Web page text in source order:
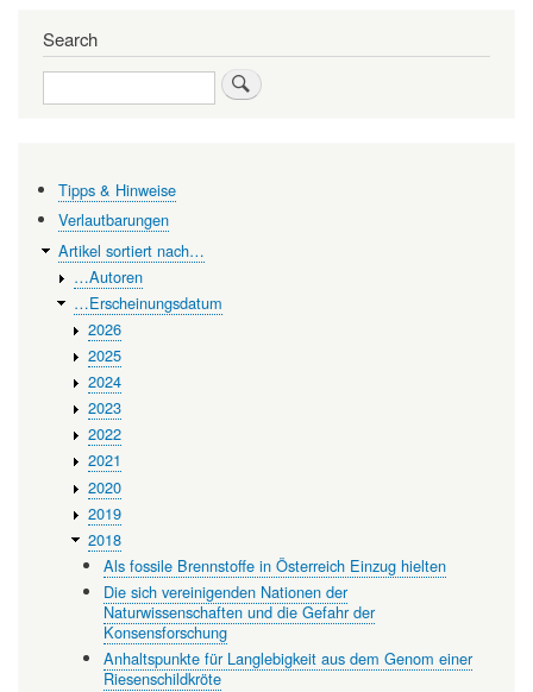
for
Grundlagenforschung
bildet
feste
Fundament
für
Biomedizin
Search
Search
Tipps & Hinweise
Verlautbarungen
Artikel sortiert nach…
…Autoren
…Erscheinungsdatum
2026
2025
2024
2023
2022
2021
2020
2019
2018
Als fossile Brennstoffe in Österreich Einzug hielten
Die sich vereinigenden Nationen der
Naturwissenschaften und die Gefahr der
Konsensforschung
Anhaltspunkte für Langlebigkeit aus dem Genom einer
Riesenschildkröte